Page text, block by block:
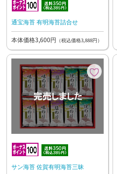
通宝海苔 有明海苔詰合せ
本体価格3,600円 （税込価格3,888円）
サン海苔 佐賀有明海苔三昧